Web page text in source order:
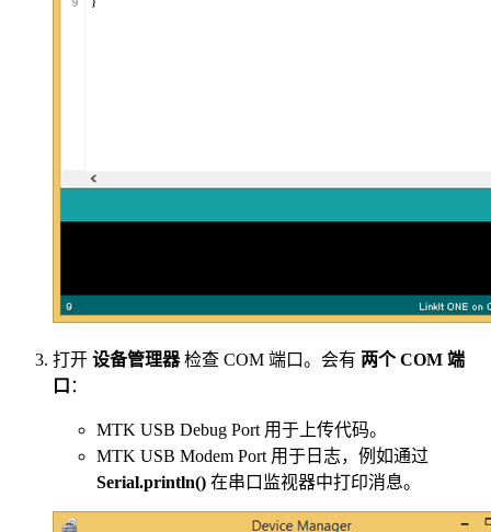
打开 设备管理器检查 COM 端口。会有 两个 COM 端
口 ：
MTK USB Debug Port 用于上传代码。
MTK USB Modem Port 用于日志，例如通过
Serial.println() 在串口监视器中打印消息。